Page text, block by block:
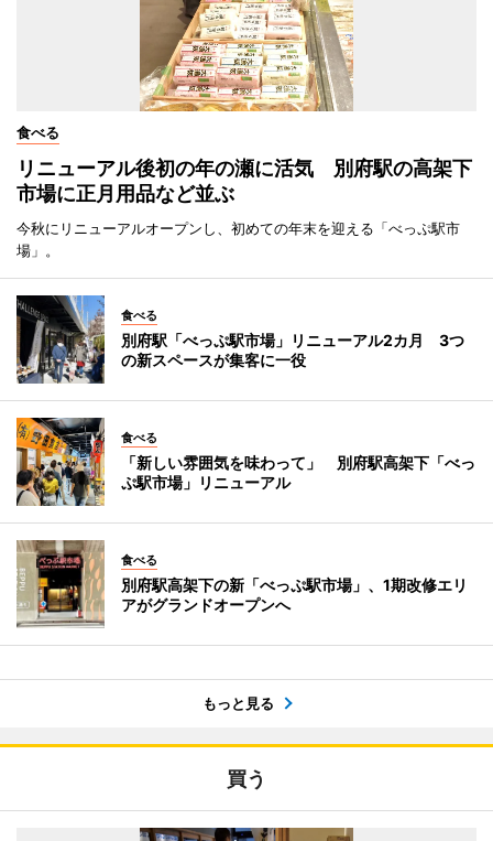
食べる
リニューアル後初の年の瀬に活気 別府駅の高架下
市場に正月用品など並ぶ
今秋にリニューアルオープンし、初めての年末を迎える「べっぷ駅市
場」。
食べる
別府駅「べっぷ駅市場」リニューアル2カ月 3つ
の新スペースが集客に一役
食べる
「新しい雰囲気を味わって」 別府駅高架下「べっ
ぷ駅市場」リニューアル
食べる
別府駅高架下の新「べっぷ駅市場」、1期改修エリ
アがグランドオープンへ
もっと見る
買う